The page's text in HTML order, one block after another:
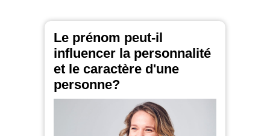
Le prénom peut-il
influencer la personnalité
et le caractère d'une
personne?